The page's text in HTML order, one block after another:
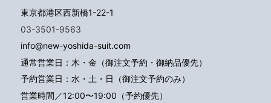
東京都港区西新橋1-22-1
03-3501-9563
info@new-yoshida-suit.com
通常営業日：木・金（御注文予約・御納品優先）
予約営業日：水・土・日（御注文予約のみ）
営業時間／12:00〜19:00（予約優先）